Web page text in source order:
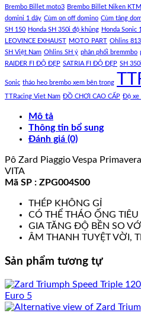
Brembo Billet moto3 Brembo Billet Niken KTM
domini 1 dây Cùm on off domino Cùm tăng
SH 150 Honda SH 350i độ khủng Honda Sonic
LEOVINCE EXHAUST MOTO PART Ohlins
SH Việt Nam Ohlins SH ý phân phối bremmbo
RAIDER FI ĐỘ ĐẸP SATRIA FI ĐỘ ĐẸP SH
Sonic tháo heo brembo xem bên trong
TTRacing Viet Nam ĐỒ CHƠI CAO CẤP Độ xe
Mô tả
Thông tin bổ sung
Đánh giá (0)
Pô Zard Piaggio Vespa
VITA
Mã SP : ZPG004S00
THÉP KHÔNG GỈ
CÓ THỂ THÁO ỐNG TIÊU
GIA TĂNG ĐỘ BỀN SO
ÂM THANH TUYỆT VỜI,
Sản phẩm tương tự